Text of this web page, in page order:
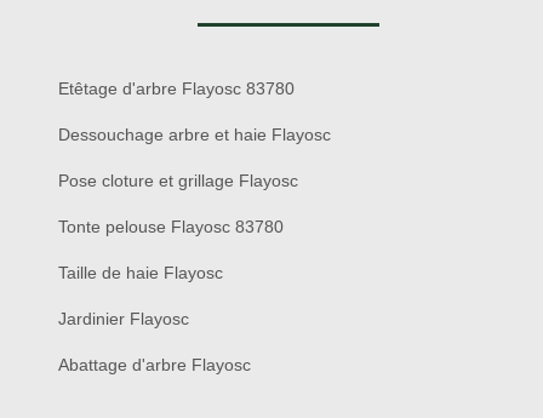
Etêtage d'arbre Flayosc 83780
Dessouchage arbre et haie Flayosc
Pose cloture et grillage Flayosc
Tonte pelouse Flayosc 83780
Taille de haie Flayosc
Jardinier Flayosc
Abattage d'arbre Flayosc